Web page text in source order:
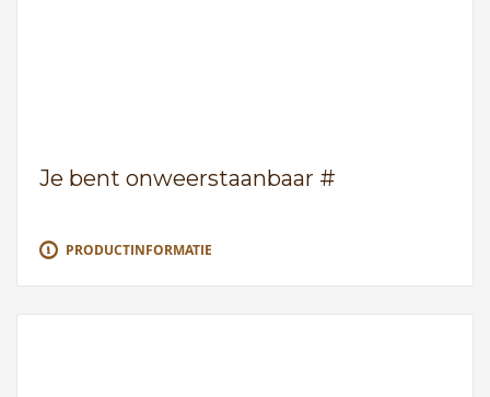
Je bent onweerstaanbaar #
PRODUCTINFORMATIE